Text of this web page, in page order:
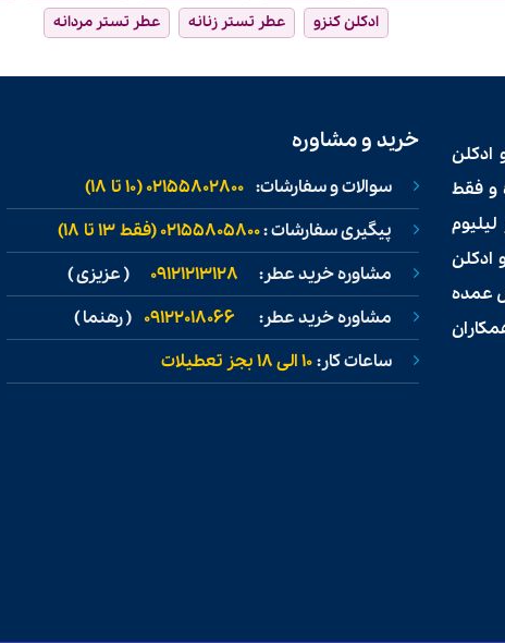
ادکلن کنزو
عطر تستر زنانه عطر تستر مردانه
ادکلن
کرده و فقط
ادکلن
عمده
خرید و مشاوره
سوالات و سفارشات:02155802800 (۱۰ تا ۱۸)
پیگیری سفارشات :02155805800 (فقط ۱۳ تا ۱۸)
مشاوره خرید عطر: 09121213128 ( عزیزی )
مشاوره خرید عطر: 09122018066 ( رهنما )
ساعات کار:۱۰ الی ۱۸ بجز تعطیلات